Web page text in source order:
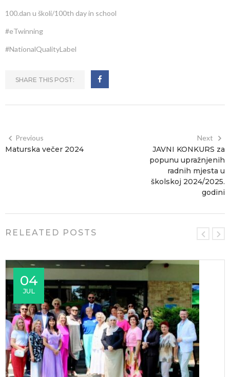
100.dan u školi/100th day in school
#eTwinning
#NationalQualityLabel
SHARE THIS POST:
Previous
Maturska večer 2024
Next
JAVNI KONKURS za
popunu upražnjenih
radnih mjesta u
školskoj 2024/2025.
godini
RELEATED POSTS
04
JUL